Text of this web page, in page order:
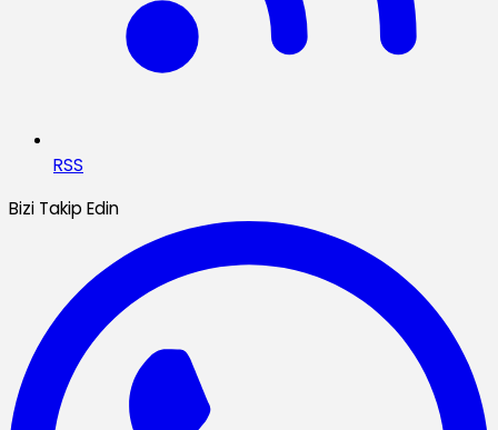
RSS
Bizi Takip Edin